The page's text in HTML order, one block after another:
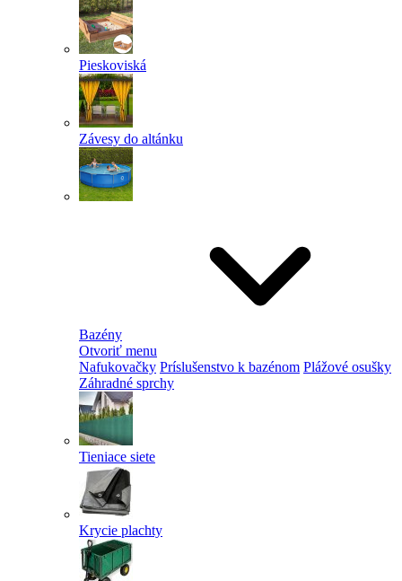
Pieskoviská
Závesy do altánku
Bazény
Otvoriť menu
Nafukovačky Príslušenstvo k bazénom Plážové osušky
Záhradné sprchy
Tieniace siete
Krycie plachty